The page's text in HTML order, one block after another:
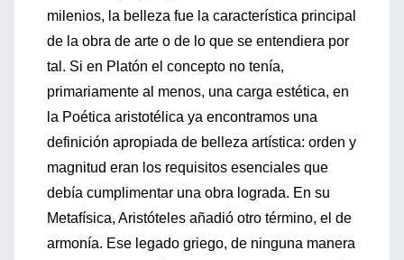
milenios, la belleza fue la característica principal
de la obra de arte o de lo que se entendiera por
tal. Si en Platón el concepto no tenía,
primariamente al menos, una carga estética, en
la Poética aristotélica ya encontramos una
definición apropiada de belleza artística: orden y
magnitud eran los requisitos esenciales que
debía cumplimentar una obra lograda. En su
Metafísica, Aristóteles añadió otro término, el de
armonía. Ese legado griego, de ninguna manera